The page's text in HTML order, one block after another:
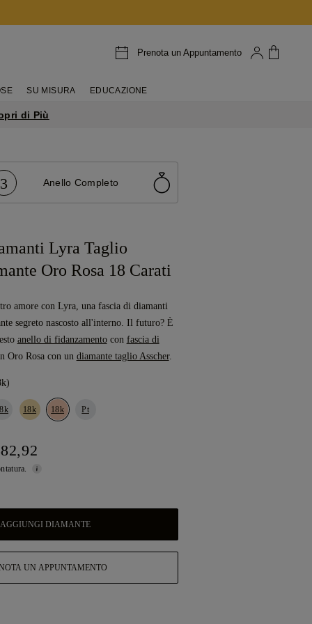
Prenota un Appuntamento
SU MISURA EDUCAZIONE
di Più
3 Anello Completo
Lyra Taglio
Oro Rosa 18 Carati
amore con Lyra, una fascia di diamanti
segreto nascosto all'interno. Il futuro? È
anello di fidanzamentocon fascia di
Oro Rosa con un diamante taglio Asscher.
18k 18k Pt
AGGIUNGI DIAMANTE
UN APPUNTAMENTO